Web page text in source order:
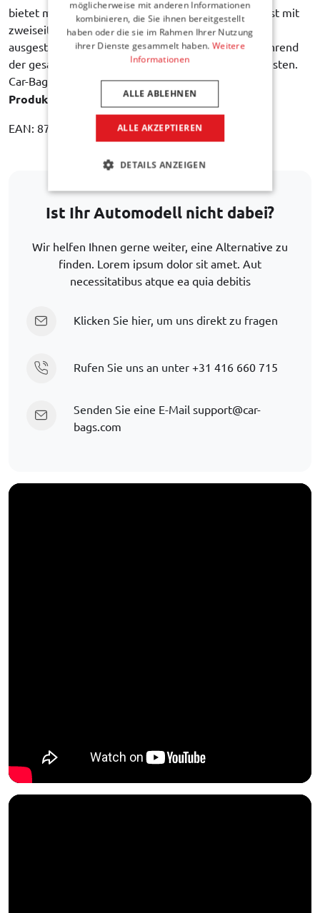
bietet maximalen Schutz des Inhalts. Jeder Trolley ist mit
zweiseitig gelagerten Rädern mit Gummireifen
ausgestattet, um ein ruhiges und sanftes Rollen während
der gesamten Lebensdauer der Tasche zu gewährleisten.
Car-Bags garantiert3 Jahre Garantie auf
Produktionsfehler
EAN: 8718885909579
Ist Ihr Automodell nicht dabei?
Wir helfen Ihnen gerne weiter, eine Alternative zu
finden. Lorem ipsum dolor sit amet. Aut
necessitatibus atque ea quia debitis
Klicken Sie hier, um uns direkt zu fragen
Rufen Sie uns an unter +31 416 660 715
Senden Sie eine E-Mail support@car-
bags.com
möglicherweise mit anderen Informationen
kombinieren, die Sie ihnen bereitgestellt
haben oder die sie im Rahmen Ihrer Nutzung
ihrer Dienste gesammelt haben. Weitere
Informationen
ALLE AKZEPTIEREN
ALLE ABLEHNEN
DETAILS ANZEIGEN